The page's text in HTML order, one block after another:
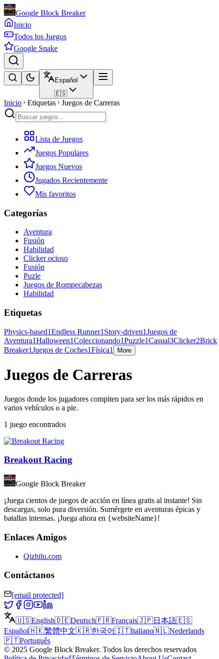
Google Block Breaker
Inicio
Todos los Juegos
Google Snake
Español
🇪🇸
Inicio Etiquetas Juegos de Carreras
Lista de Juegos
Juegos Populares
Juegos Nuevos
Jugados Recientemente
Mis favoritos
Categorías
Aventura
Fusión
Habilidad
Clicker ocioso
Fusión
Puzle
Juegos de Rompecabezas
Habilidad
Etiquetas
Physics-based1Endless Runner1 Story-driven1Juegos de
Aventura1Halloween1Coleccionando1Puzzle1Casual3Clicker2Brick
Breaker1Juegos de Coches1Física1 More
Juegos de Carreras
Juegos donde los jugadores compiten para ser los más rápidos en
varios vehículos o a pie.
1 juego encontrados
Breakout Racing
Google Block Breaker
¡Juega cientos de juegos de acción en línea gratis al instante! Sin
descargas, solo pura diversión. Sumérgete en aventuras épicas y
batallas intensas. ¡Juega ahora en {websiteName}!
Enlaces Amigos
Qizhilu.com
Contáctanos
[email protected]
🇺🇸English🇩🇪Deutsch🇫🇷Français🇯🇵日本語🇪🇸
Español🇭🇰繁體中文🇰🇷한국어🇮🇹Italiano🇳🇱Nederlands
🇵🇹Português
© 2025 Google Block Breaker. Todos los derechos reservados